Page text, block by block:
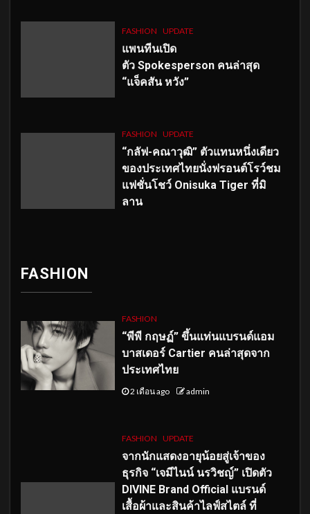
FASHION UPDATE
แพนทีนเปิด
ตัว Spokesperson คนล่าสุด
“แจ็คสัน หวัง”
FASHION UPDATE
“กลัฟ-คณาวุฒิ” ตัวแทนหนึ่งเดียว
ของประเทศไทยนั่งฟรอนต์โรว์ชม
แฟชั่นโชว์ Onisuka Tiger ที่มิ
ลาน
FASHION
FASHION
“พีพี กฤษฏ์” ขึ้นแท่นแบรนด์แอม
บาสเดอร์ Cartier คนล่าสุดจาก
ประเทศไทย
2 เดือน ago admin
FASHION UPDATE
จากนักแสดงอายุน้อยสู่เจ้าของ
ธุรกิจ “เจมีไนน์ นรวิชญ์” เปิดตัว
DIVINE Brand Official แบรนด์
เสื้อผ้าและสินค้าไลฟ์สไตล์ ที่